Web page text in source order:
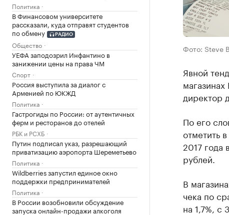
Политика
В Финансовом университете
рассказали, куда отправят студентов
по обмену
РАДИО
Общество
УЕФА заподозрил Инфантино в
занижении цены на права ЧМ
Спорт
Россия выступила за диалог с
Арменией по ЮКЖД
Политика
Гастрогиды по России: от аутентичных
ферм и ресторанов до отелей
РБК и РСХБ
Путин подписал указ, разрешающий
приватизацию аэропорта Шереметьево
Политика
Wildberries запустил единое окно
поддержки предпринимателей
Политика
В России возобновили обсуждение
запуска онлайн-продажи алкоголя
Фото: Steve
Явной
директор
По его
отметить
2017 года
рублей.
В
чека по
на 1,7%, с